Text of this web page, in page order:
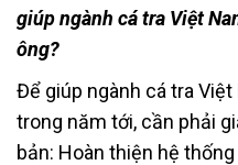
giúp ngành cá tra Việt
ông?
Để giúp ngành cá tra
trong năm tới, cần phải
bản: Hoàn thiện hệ